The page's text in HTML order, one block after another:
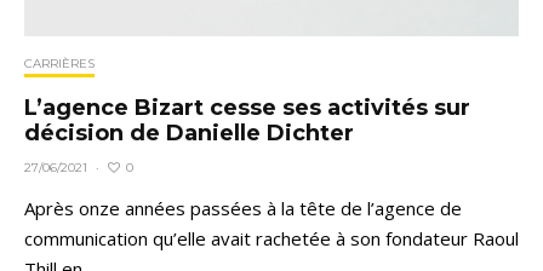
CARRIÈRES
L’agence Bizart cesse ses activités sur
décision de Danielle Dichter
27/06/2021 · 0
Après onze années passées à la tête de l’agence de
communication qu’elle avait rachetée à son fondateur Raoul